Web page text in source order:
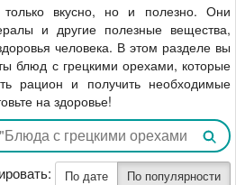
вкусно, но и полезно. Они
и другие полезные вещества,
человека. В этом разделе вы
блюд с грецкими орехами, которые
рацион и получить необходимые
на здоровье!
По дате По популярности